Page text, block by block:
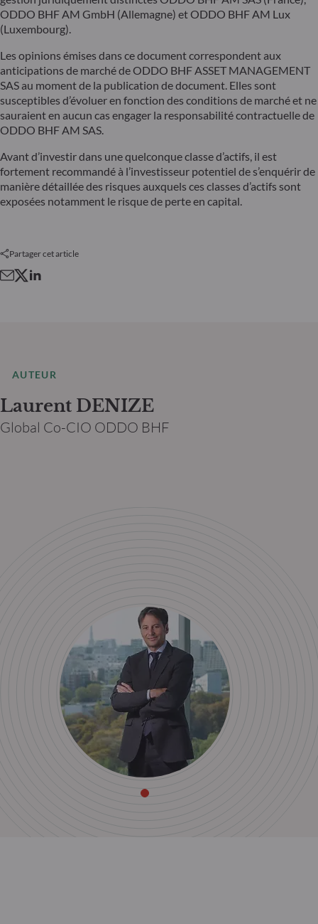
ODDO BHF AM GmbH (Allemagne) et ODDO BHF AM Lux
(Luxembourg).
Les opinions émises dans ce document correspondent aux
anticipations de marché de ODDO BHF ASSET MANAGEMENT
SAS au moment de la publication de document. Elles sont
susceptibles d’évoluer en fonction des conditions de marché et ne
sauraient en aucun cas engager la responsabilité contractuelle de
ODDO BHF AM SAS.
Avant d’investir dans une quelconque classe d’actifs, il est
fortement recommandé à l’investisseur potentiel de s’enquérir de
manière détaillée des risques auxquels ces classes d’actifs sont
exposées notamment le risque de perte en capital.
Partager cet article
AUTEUR
Laurent DENIZE
Global Co-CIO ODDO BHF